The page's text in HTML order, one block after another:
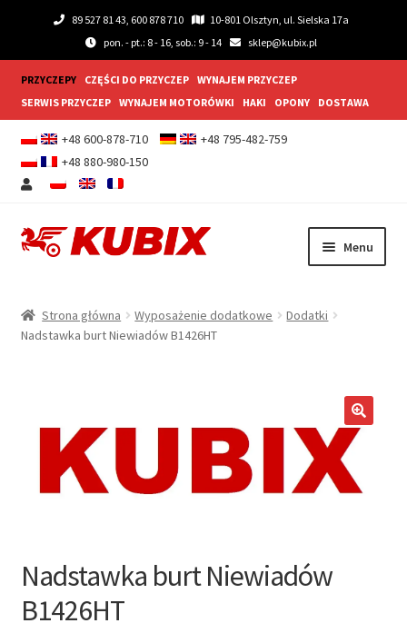
89 527 81 43, 600 878 710
10-801 Olsztyn, ul. Sielska 17a
pon. - pt.: 8 - 16, sob.: 9 - 14
sklep@kubix.pl
PRZYCZEPY CZĘŚCI DO PRZYCZEP
WYNAJEM PRZYCZEP
SERWIS PRZYCZEP
WYNAJEM MOTORÓWKI HAKI OPONY DOSTAWA
+48 600-878-710
+48 795-482-759
+48 880-980-150
Przejdź
Przejdź
Menu
Przyczepy gastronomiczne
menu
Nowości
Promocje
Strona główna Wyposażenie dodatkowe
Dodatki
Nadstawka burt Niewiadów B1426HT
🔍
Nadstawka burt Niewiadów
B1426HT